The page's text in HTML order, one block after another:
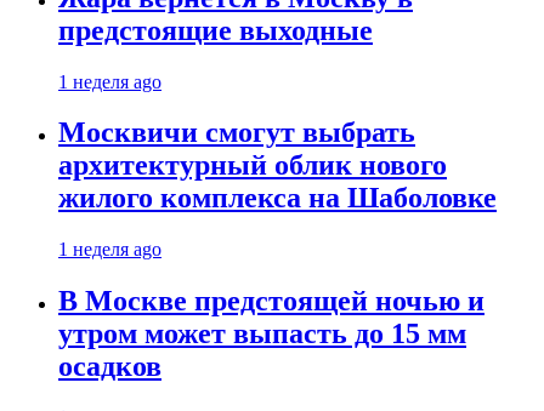
предстоящие выходные
1 неделя ago
Москвичи смогут выбрать
архитектурный облик нового
жилого комплекса на Шаболовке
1 неделя ago
В Москве предстоящей ночью и
утром может выпасть до 15 мм
осадков